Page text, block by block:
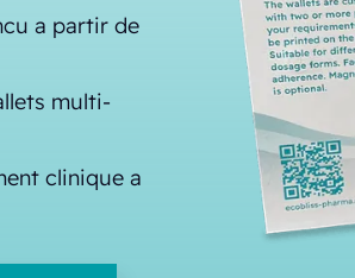
a partir de
multi-
clinique a